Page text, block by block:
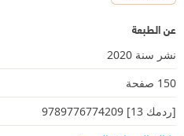
عن الطبعة
نشر سنة 2020
150 صفحة
[ردمك 13] 9789776774209